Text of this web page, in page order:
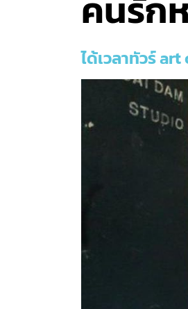
ได้เวลาทัวร์ art